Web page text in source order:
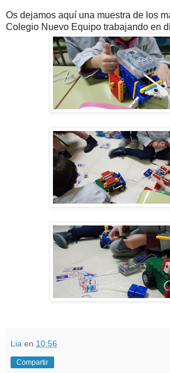
Os dejamos aquí una muestra de los
Colegio Nuevo Equipo trabajando en
Lia en 10:56
Compartir